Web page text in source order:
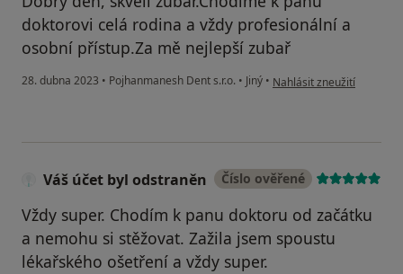
doktorovi celá rodina a vždy profesionální a
osobní přístup.Za mě nejlepší zubař
28. dubna 2023 • Pojhanmanesh Dent s.r.o. • Jiný • podle názoru uživatele
Nahlásit zneužití
Váš účet byl odstraněn Číslo ověřené
Vždy super. Chodím k panu doktoru od začátku
a nemohu si stěžovat. Zažila jsem spoustu
lékařského ošetření a vždy super.